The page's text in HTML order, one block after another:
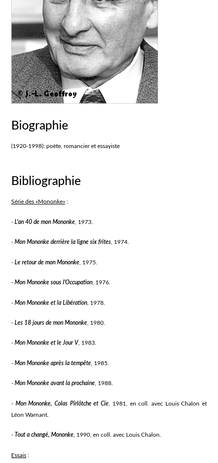
Biographie
(1920-1998): poète, romancier et essayiste
Bibliographie
Série des «Mononke» :
-L'an 40 de mon Mononke , 1973.
-Mon Mononke derrière la ligne six frites , 1974.
- Le retour de mon Mononke , 1975.
-Mon Mononke sous l'Occupation , 1976.
-Mon Mononke et la Libération , 1978.
-Les 18 jours de mon Mononke , 1980.
-Mon Mononke et le Jour V, 1983.
-Mon Mononke après la tempête , 1985.
-Mon Mononke avant la prochaine , 1988.
- Mon Mononke, Colas Pîrlôtche et Cie , 1981, en coll. avec Louis Chalon et
Léon Warnant.
- Tout a changé, Mononke , 1990, en coll. avec Louis Chalon.
Essais :